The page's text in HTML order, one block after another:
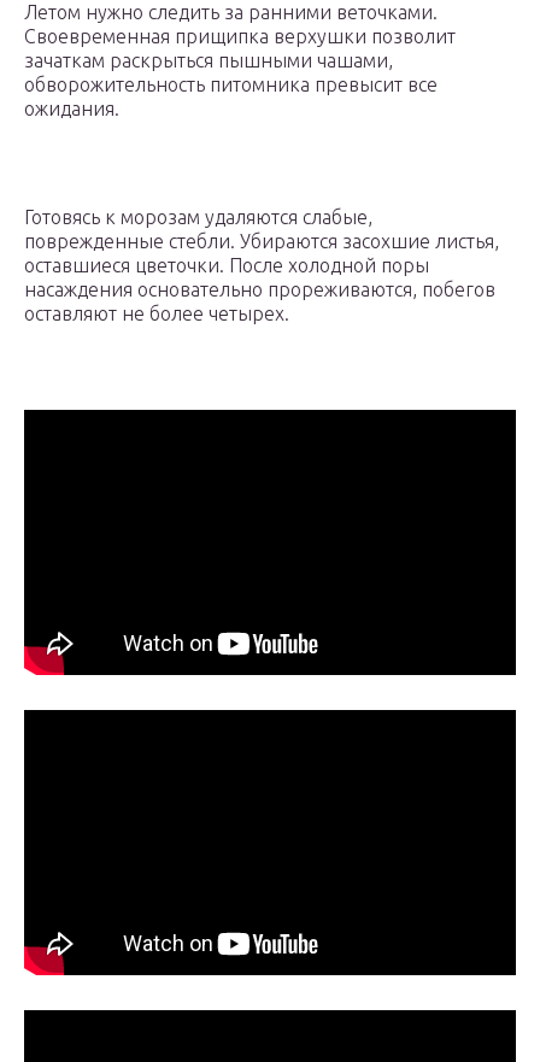
Летом нужно следить за ранними веточками.
Своевременная прищипка верхушки позволит
зачаткам раскрыться пышными чашами,
обворожительность питомника превысит все
ожидания.
Готовясь к морозам удаляются слабые,
поврежденные стебли. Убираются засохшие листья,
оставшиеся цветочки. После холодной поры
насаждения основательно прореживаются, побегов
оставляют не более четырех.